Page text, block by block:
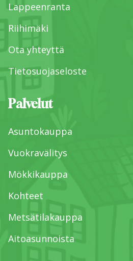
Lappeenranta
Riihimäki
Ota yhteyttä
Tietosuojaseloste
Palvelut
Asuntokauppa
Vuokravälitys
Mökkikauppa
Kohteet
Metsätilakauppa
Aitoasunnoista